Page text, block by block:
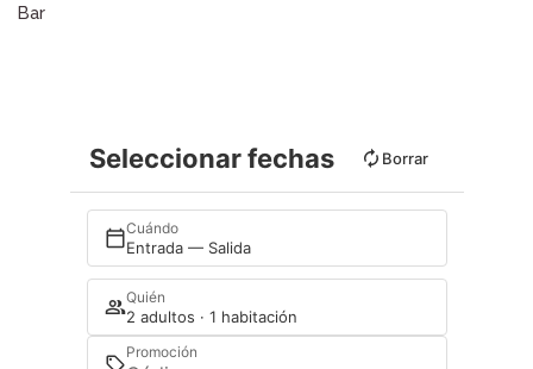
Bar
Seleccionar fechas Borrar
Cuándo
Entrada — Salida
Quién
2 adultos · 1 habitación
Promoción